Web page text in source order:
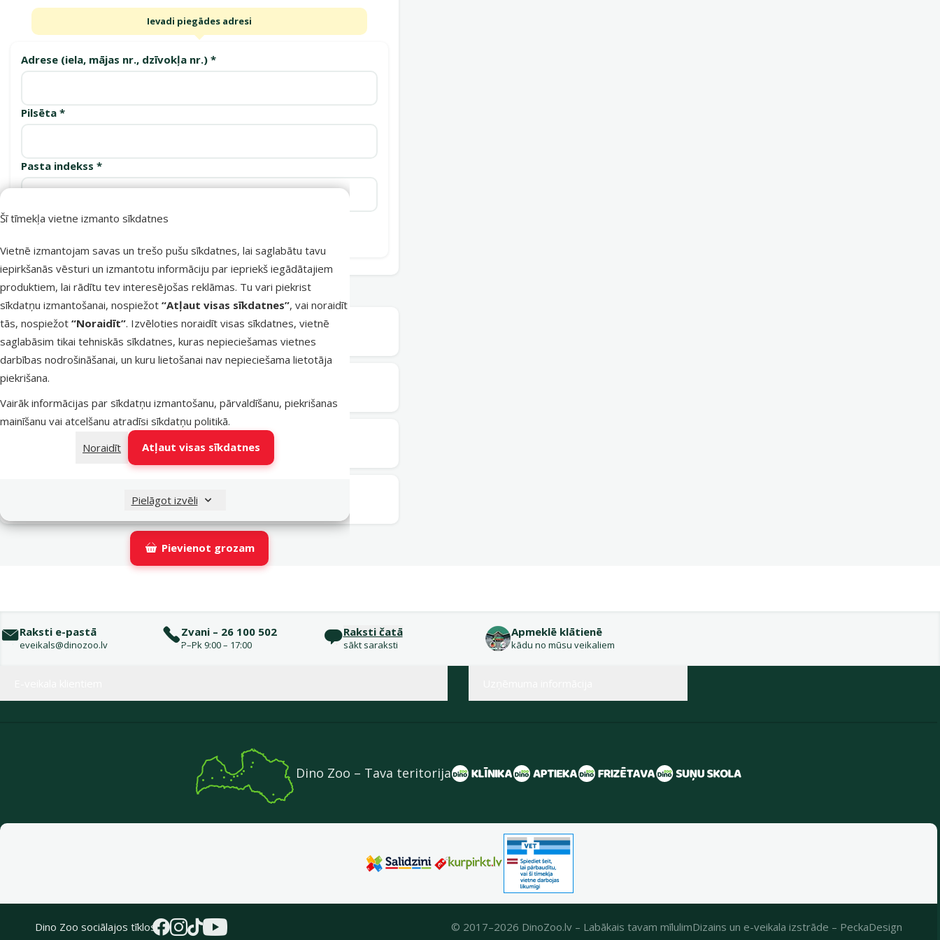
Šī tīmekļa vietne izmanto sīkdatnes
Vietnē izmantojam savas un trešo pušu sīkdatnes, lai saglabātu tavu
iepirkšanās vēsturi un izmantotu informāciju par iepriekš iegādātajiem
produktiem, lai rādītu tev interesējošas reklāmas. Tu vari piekrist
sīkdatņu izmantošanai, nospiežot “Atļaut visas sīkdatnes”, vai noraidīt
tās, nospiežot “Noraidīt”. Izvēloties noraidīt visas sīkdatnes, vietnē
saglabāsim tikai tehniskās sīkdatnes, kuras nepieciešamas vietnes
darbības nodrošināšanai, un kuru lietošanai nav nepieciešama lietotāja
piekrišana.
Vairāk informācijas par sīkdatņu izmantošanu, pārvaldīšanu, piekrišanas
mainīšanu vai atcelšanu atradīsi sīkdatņu politikā.
Noraidīt
Atļaut visas sīkdatnes
Pielāgot izvēli
Ievadi piegādes adresi
Adrese (iela, mājas nr., dzīvokļa nr.) *
Pilsēta *
Pasta indekss *
Saņemšanas punkti
Latvijas Pasts pakomāti trešdien
OMNIVA pakomāti
Pievienot grozam
Raksti e-pastā
eveikals@dinozoo.lv
Zvani – 26 100 502
P–Pk 9:00 – 17:00
Raksti čatā
sākt saraksti
Apmeklē klātienē
kādu no mūsu veikaliem
Dino Zoo – Tava teritorija
Dino Zoo sociālajos tīklos © 2017–2026 DinoZoo.lv – Labākais tavam mīlulimDizains un e-veikala izstrāde – PeckaDesign